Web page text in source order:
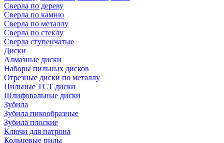
Сверла по дереву
Сверла по камню
Сверла по металлу
Сверла по стеклу
Сверла ступенчатые
Диски
Алмазные диски
Наборы пильных дисков
Отрезные диски по металлу
Пильные TCT диски
Шлифовальные диски
Зубила
Зубила пикообразные
Зубила плоские
Ключи для патрона
Кольцевые пилы